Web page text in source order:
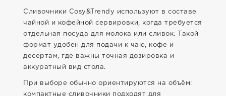
Сливочники Cosy&Trendy используют в составе
чайной и кофейной сервировки, когда требуется
отдельная посуда для молока или сливок. Такой
формат удобен для подачи к чаю, кофе и
десертам, где важны точная дозировка и
аккуратный вид стола.
При выборе обычно ориентируются на объём:
компактные сливочники подходят для